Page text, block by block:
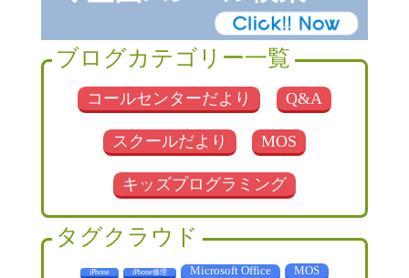
ブログカテゴリー一覧
コールセンターだより Q&A
スクールだより MOS
キッズプログラミング
タグクラウド
iPhone iPhone修理 Microsoft Office MOS